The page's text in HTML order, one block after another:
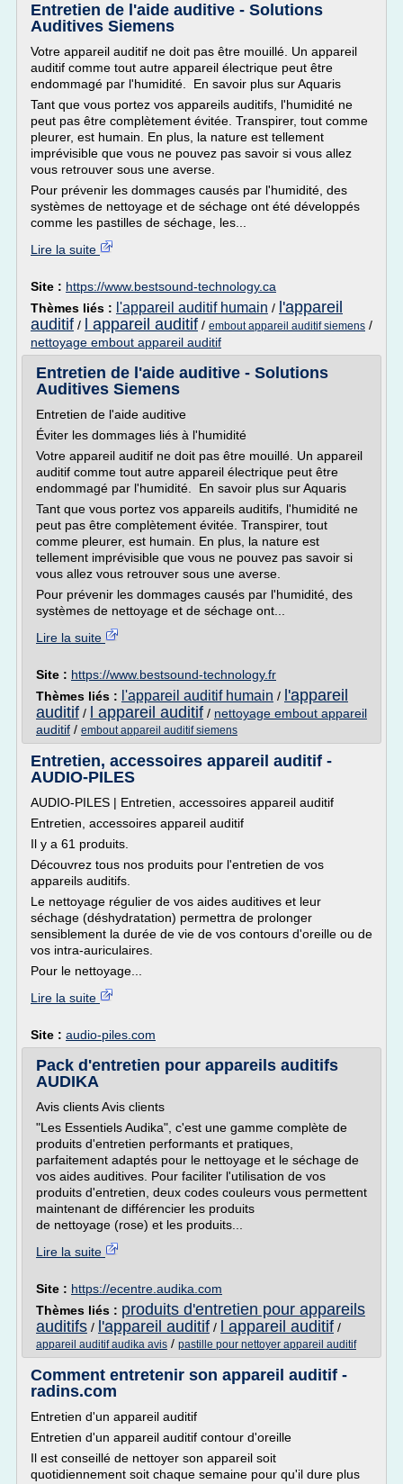
Entretien de l'aide auditive - Solutions
Auditives Siemens
Votre appareil auditif ne doit pas être mouillé. Un appareil
auditif comme tout autre appareil électrique peut être
endommagé par l'humidité. En savoir plus sur Aquaris
Tant que vous portez vos appareils auditifs, l'humidité ne
peut pas être complètement évitée. Transpirer, tout comme
pleurer, est humain. En plus, la nature est tellement
imprévisible que vous ne pouvez pas savoir si vous allez
vous retrouver sous une averse.
Pour prévenir les dommages causés par l'humidité, des
systèmes de nettoyage et de séchage ont été développés
comme les pastilles de séchage, les...
Lire la suite
Site : https://www.bestsound-technology.ca
Thèmes liés : l'appareil auditif humain / l'appareil
auditif / l appareil auditif / embout appareil auditif siemens /
nettoyage embout appareil auditif
Entretien de l'aide auditive - Solutions
Auditives Siemens
Entretien de l'aide auditive
Éviter les dommages liés à l'humidité
Votre appareil auditif ne doit pas être mouillé. Un appareil
auditif comme tout autre appareil électrique peut être
endommagé par l'humidité. En savoir plus sur Aquaris
Tant que vous portez vos appareils auditifs, l'humidité ne
peut pas être complètement évitée. Transpirer, tout
comme pleurer, est humain. En plus, la nature est
tellement imprévisible que vous ne pouvez pas savoir si
vous allez vous retrouver sous une averse.
Pour prévenir les dommages causés par l'humidité, des
systèmes de nettoyage et de séchage ont...
Lire la suite
Site : https://www.bestsound-technology.fr
Thèmes liés : l'appareil auditif humain / l'appareil
auditif / l appareil auditif / nettoyage embout appareil
auditif / embout appareil auditif siemens
Entretien, accessoires appareil auditif -
AUDIO-PILES
AUDIO-PILES | Entretien, accessoires appareil auditif
Entretien, accessoires appareil auditif
Il y a 61 produits.
Découvrez tous nos produits pour l'entretien de vos
appareils auditifs.
Le nettoyage régulier de vos aides auditives et leur
séchage (déshydratation) permettra de prolonger
sensiblement la durée de vie de vos contours d'oreille ou de
vos intra-auriculaires.
Pour le nettoyage...
Lire la suite
Site : audio-piles.com
Pack d'entretien pour appareils auditifs
AUDIKA
Avis clients Avis clients
"Les Essentiels Audika", c'est une gamme complète de
produits d'entretien performants et pratiques,
parfaitement adaptés pour le nettoyage et le séchage de
vos aides auditives. Pour faciliter l'utilisation de vos
produits d'entretien, deux codes couleurs vous permettent
maintenant de différencier les produits
de nettoyage (rose) et les produits...
Lire la suite
Site : https://ecentre.audika.com
Thèmes liés : produits d'entretien pour appareils
auditifs / l'appareil auditif / l appareil auditif /
appareil auditif audika avis / pastille pour nettoyer appareil auditif
Comment entretenir son appareil auditif -
radins.com
Entretien d'un appareil auditif
Entretien d'un appareil auditif contour d'oreille
Il est conseillé de nettoyer son appareil soit
quotidiennement soit chaque semaine pour qu'il dure plus